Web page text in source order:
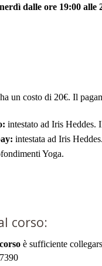
dalle ore 19:00 alle
un costo di 20€. Il
intestato ad Iris
intestata ad Iris
Yoga.
corso:
è sufficiente